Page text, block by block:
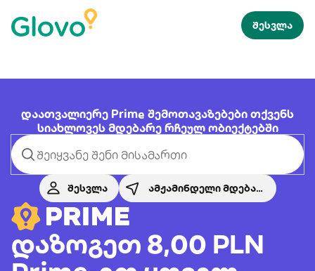
შესვლა
დაათვალიერე Prime შემოთავაზებები თქვენს
სიახლოვეს მდებარე რჩეულ ობიექტებში
შესვლა ამჟამინდელი მდებარეობა
დაზოგეთ 8,00 PLN